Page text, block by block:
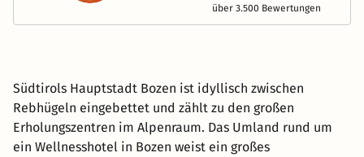
über 3.500 Bewertungen
Südtirols Hauptstadt Bozen ist idyllisch zwischen
Rebhügeln eingebettet und zählt zu den großen
Erholungszentren im Alpenraum. Das Umland rund um
ein Wellnesshotel in Bozen weist ein großes